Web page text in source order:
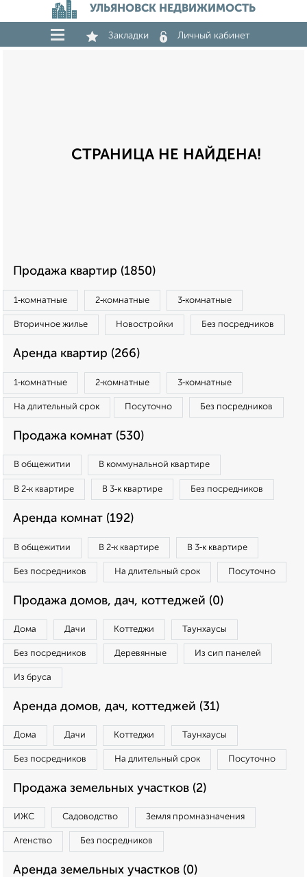
УЛЬЯНОВСК НЕДВИЖИМОСТЬ
Закладки Личный кабинет
СТРАНИЦА НЕ НАЙДЕНА!
Продажа квартир (1850)
1‑комнатные 2‑комнатные 3‑комнатные
Вторичное жилье Новостройки Без посредников
Аренда квартир (266)
1‑комнатные 2‑комнатные 3‑комнатные
На длительный срок Посуточно Без посредников
Продажа комнат (530)
В общежитии В коммунальной квартире
В 2‑к квартире В 3‑к квартире Без посредников
Аренда комнат (192)
В общежитии В 2‑к квартире В 3‑к квартире
Без посредников На длительный срок Посуточно
Продажа домов, дач, коттеджей (0)
Дома Дачи Коттеджи Таунхаусы
Без посредников Деревянные Из сип панелей
Из бруса
Аренда домов, дач, коттеджей (31)
Дома Дачи Коттеджи Таунхаусы
Без посредников На длительный срок Посуточно
Продажа земельных участков (2)
ИЖС Садоводство Земля промназначения
Агенство Без посредников
Аренда земельных участков (0)